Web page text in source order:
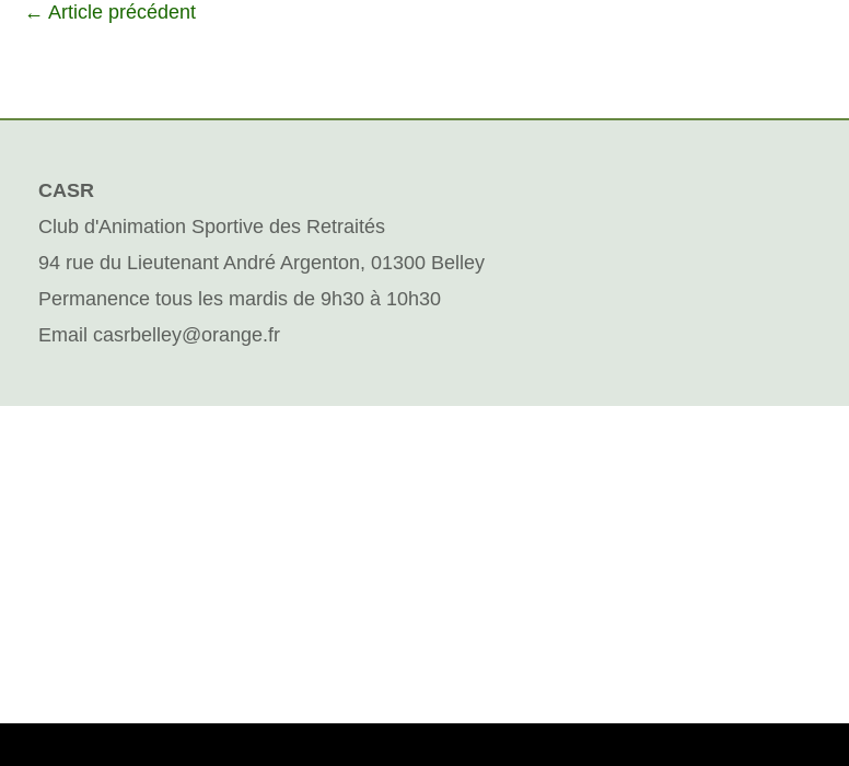
← Article précédent
CASR
Club d'Animation Sportive des Retraités
94 rue du Lieutenant André Argenton, 01300 Belley
Permanence tous les mardis de 9h30 à 10h30
Email casrbelley@orange.fr